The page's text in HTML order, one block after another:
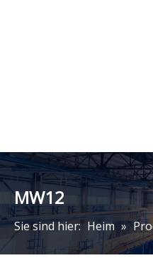
MW12
Sie sind hier: Heim »